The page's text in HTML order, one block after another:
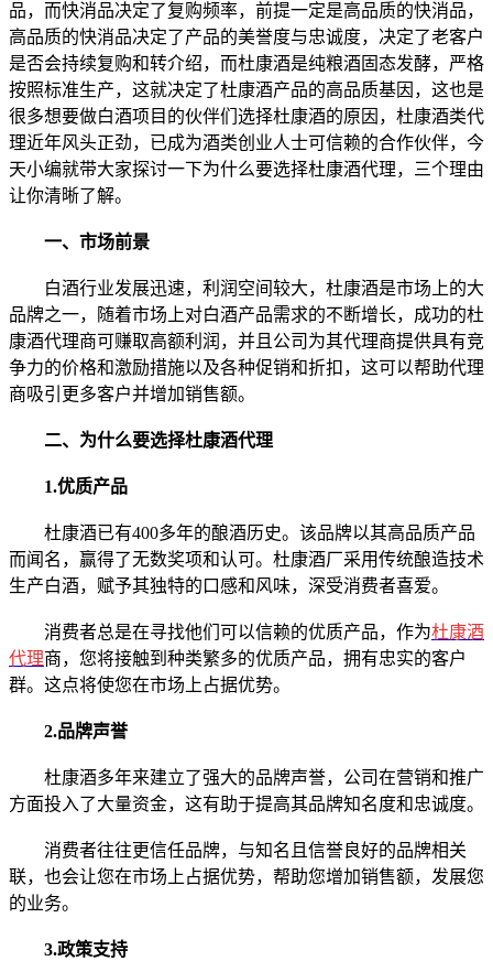
品，而快消品决定了复购频率，前提一定是高品质的快消品，
高品质的快消品决定了产品的美誉度与忠诚度，决定了老客户
是否会持续复购和转介绍，而杜康酒是纯粮酒固态发酵，严格
按照标准生产，这就决定了杜康酒产品的高品质基因，这也是
很多想要做白酒项目的伙伴们选择杜康酒的原因，杜康酒类代
理近年风头正劲，已成为酒类创业人士可信赖的合作伙伴，今
天小编就带大家探讨一下为什么要选择杜康酒代理，三个理由
让你清晰了解。
一、市场前景
白酒行业发展迅速，利润空间较大，杜康酒是市场上的大
品牌之一，随着市场上对白酒产品需求的不断增长，成功的杜
康酒代理商可赚取高额利润，并且公司为其代理商提供具有竞
争力的价格和激励措施以及各种促销和折扣，这可以帮助代理
商吸引更多客户并增加销售额。
二、为什么要选择杜康酒代理
1.优质产品
杜康酒已有400多年的酿酒历史。该品牌以其高品质产品
而闻名，赢得了无数奖项和认可。杜康酒厂采用传统酿造技术
生产白酒，赋予其独特的口感和风味，深受消费者喜爱。
消费者总是在寻找他们可以信赖的优质产品，作为杜康酒
代理商，您将接触到种类繁多的优质产品，拥有忠实的客户
群。这点将使您在市场上占据优势。
2.品牌声誉
杜康酒多年来建立了强大的品牌声誉，公司在营销和推广
方面投入了大量资金，这有助于提高其品牌知名度和忠诚度。
消费者往往更信任品牌，与知名且信誉良好的品牌相关
联，也会让您在市场上占据优势，帮助您增加销售额，发展您
的业务。
3.政策支持